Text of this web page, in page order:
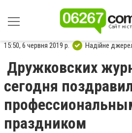
15:50, 6 червня 2019 р. Надійне
Дружковских
сегодня
праздником